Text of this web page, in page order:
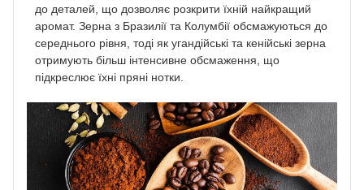
до деталей, що дозволяє розкрити їхній найкращий
аромат. Зерна з Бразилії та Колумбії обсмажуються до
середнього рівня, тоді як угандійські та кенійські зерна
отримують більш інтенсивне обсмаження, що
підкреслює їхні пряні нотки.